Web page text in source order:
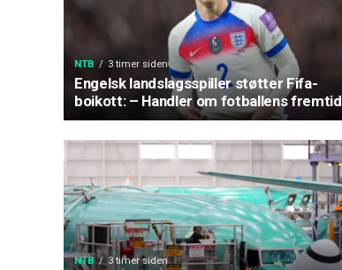
NTB 3 timer siden
Engelsk landslagsspiller støtter Fifa-
boikott: – Handler om fotballens fremtid
NTB 3 timer siden